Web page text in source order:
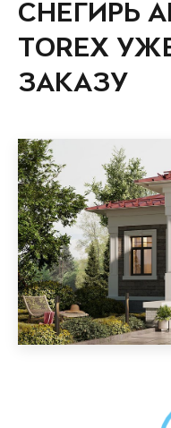
СНЕГИРЬ
TOREX
ЗАКАЗУ